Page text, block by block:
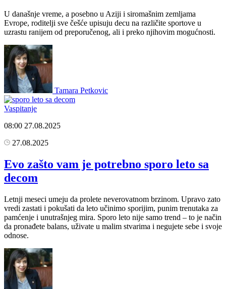
U današnje vreme, a posebno u Aziji i siromašnim zemljama
Evrope, roditelji sve češće upisuju decu na različite sportove u
uzrastu ranijem od preporučenog, ali i preko njihovim mogućnosti.
Tamara Petkovic
Vaspitanje
08:00 27.08.2025
27.08.2025
Evo zašto vam je potrebno sporo leto sa
decom
Letnji meseci umeju da prolete neverovatnom brzinom. Upravo zato
vredi zastati i pokušati da leto učinimo sporijim, punim trenutaka za
pamćenje i unutrašnjeg mira. Sporo leto nije samo trend – to je način
da pronađete balans, uživate u malim stvarima i negujete sebe i svoje
odnose.